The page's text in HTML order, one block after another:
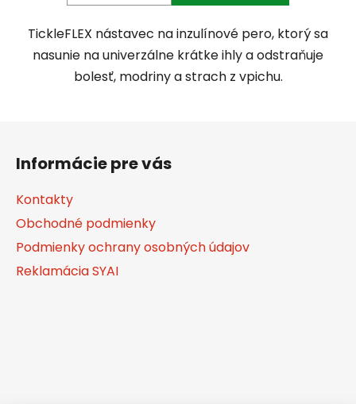
TickleFLEX nástavec na inzulínové pero, ktorý sa
nasunie na univerzálne krátke ihly a odstraňuje
bolesť, modriny a strach z vpichu.
Informácie pre vás
Kontakty
Obchodné podmienky
Podmienky ochrany osobných údajov
Reklamácia SYAI